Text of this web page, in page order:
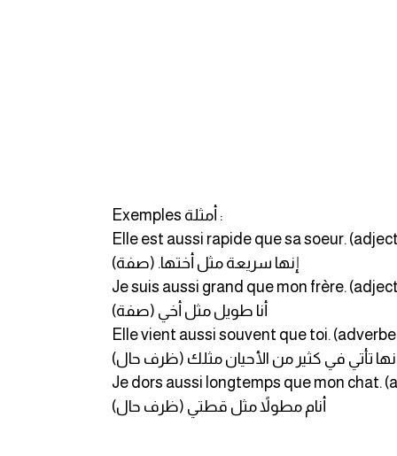
Exemples أمثلة :
Elle est aussi rapide que sa soeur.
إنها سريعة مثل أختها. (صفة)
Je suis aussi grand que mon frère.
أنا طويل مثل أخي (صفة)
Elle vient aussi souvent que toi.
تأتي في كثير من الأحيان مثلك (ظرف حال)
Je dors aussi longtemps que mon chat.
أنام مطولاً مثل قطتي (ظرف حال)